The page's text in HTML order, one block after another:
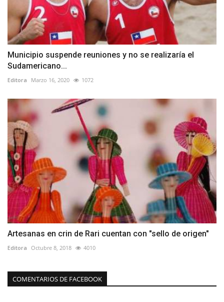
Municipio suspende reuniones y no se realizaría el
Sudamericano...
Editora Marzo 16, 2020 1072
Artesanas en crin de Rari cuentan con "sello de origen"
Editora Octubre 8, 2018 4010
COMENTARIOS DE FACEBOOK